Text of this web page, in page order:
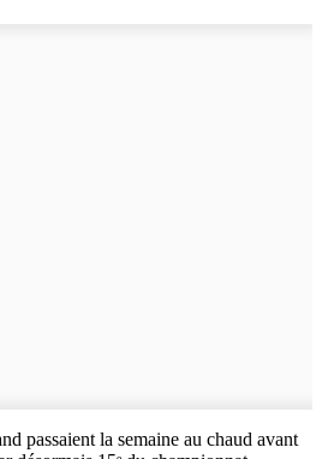
passaient la semaine au chaud avant